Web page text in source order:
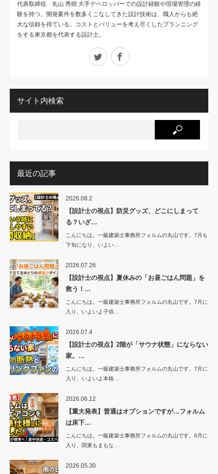
代表取締役 丸山 秀樹 大手デベロッパーでの設計経験や現場管理の経
験を持つ。開発案件を数多くこなしてきた設計技術は、職人からも絶
大な信頼を得ている。コストとバリューを考え尽くしたプランニング
をする東京都を代表する設計士。
Twitter Facebook
サイト内検索
最近の記事
2026.08.2
【設計士の視点】防災グッズ、どこにしまって
る？いざ…
こんにちは。一級建築士事務所フォルムの丸山です。7月も
下旬になり、いよい…
2026.07.26
【設計士の視点】夏休みの「お昼ごはん問題」を
救う！…
こんにちは。一級建築士事務所フォルムの丸山です。7月に
入り、いよいよ子供…
2026.07.4
【設計士の視点】2階が「サウナ状態」にならない
家。…
こんにちは。一級建築士事務所フォルムの丸山です。7月に
入り、いよいよ本格…
2026.06.12
【重大発表】普通はオプションですが…フォルム
は床下…
こんにちは。一級建築士事務所フォルムの丸山です。6月に
入り、関東もまもな…
2026.05.30